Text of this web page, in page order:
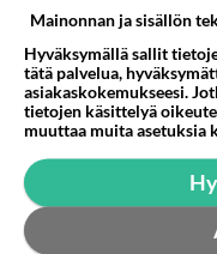
Äänestä
Anonyymi
2024-02-28
samoin.
Mainonnan ja sisällön
Hyväksymällä sallit
tätä palvelua,
asiakaskokemukseesi.
tietojen käsittelyä
muuttaa muita